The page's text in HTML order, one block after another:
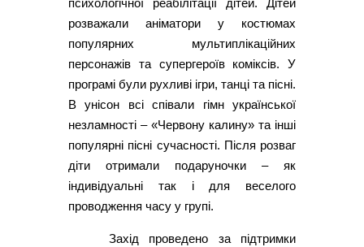
психологічної реабілітації дітей. Дітей
розважали аніматори у костюмах
популярних мультиплікаційних
персонажів та супергероїв коміксів. У
програмі були рухливі ігри, танці та пісні.
В унісон всі співали гімн української
незламності – «Червону калину» та інші
популярні пісні сучасності. Після розваг
діти отримали подаруночки – як
індивідуальні так і для веселого
проводження часу у групі.
Захід проведено за підтримки